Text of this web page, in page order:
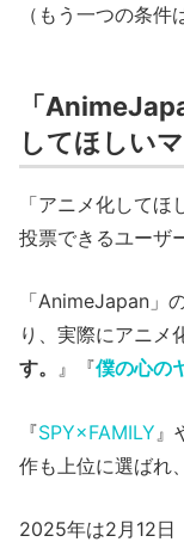
（もう一つの条件
「
してほしい
「アニメ化して
投票できるユーザ
「AnimeJapan」
り、実際にアニメ
す。 』『僕の心の
『SPY×FAMILY 』
作も上位に選ばれ
2025年は2月12日